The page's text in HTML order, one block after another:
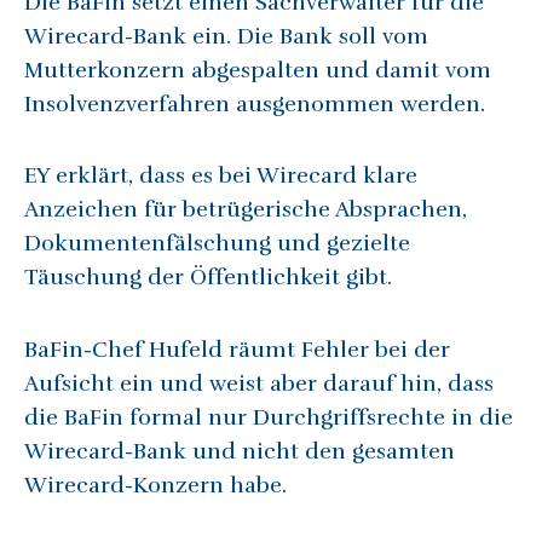
Wirecard-Bank ein. Die Bank soll vom
Mutterkonzern abgespalten und damit vom
Insolvenzverfahren ausgenommen werden.
EY erklärt, dass es bei Wirecard klare
Anzeichen für betrügerische Absprachen,
Dokumentenfälschung und gezielte
Täuschung der Öffentlichkeit gibt.
BaFin-Chef Hufeld räumt Fehler bei der
Aufsicht ein und weist aber darauf hin, dass
die BaFin formal nur Durchgriffsrechte in die
Wirecard-Bank und nicht den gesamten
Wirecard-Konzern habe.